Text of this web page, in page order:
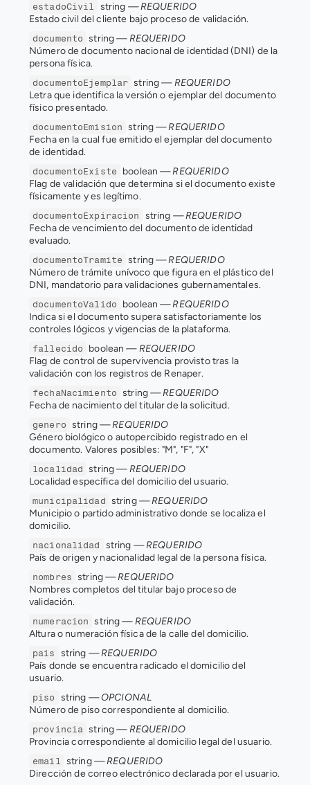
estadoCivil string — REQUERIDO
Estado civil del cliente bajo proceso de validación.
documento string — REQUERIDO
Número de documento nacional de identidad (DNI) de la
persona física.
documentoEjemplar string — REQUERIDO
Letra que identifica la versión o ejemplar del documento
físico presentado.
documentoEmision string — REQUERIDO
Fecha en la cual fue emitido el ejemplar del documento
de identidad.
documentoExiste boolean — REQUERIDO
Flag de validación que determina si el documento existe
físicamente y es legítimo.
documentoExpiracion string — REQUERIDO
Fecha de vencimiento del documento de identidad
evaluado.
documentoTramite string — REQUERIDO
Número de trámite unívoco que figura en el plástico del
DNI, mandatorio para validaciones gubernamentales.
documentoValido boolean — REQUERIDO
Indica si el documento supera satisfactoriamente los
controles lógicos y vigencias de la plataforma.
fallecido boolean — REQUERIDO
Flag de control de supervivencia provisto tras la
validación con los registros de Renaper.
fechaNacimiento string — REQUERIDO
Fecha de nacimiento del titular de la solicitud.
genero string — REQUERIDO
Género biológico o autopercibido registrado en el
documento. Valores posibles: "M", "F", "X"
localidad string — REQUERIDO
Localidad específica del domicilio del usuario.
municipalidad string — REQUERIDO
Municipio o partido administrativo donde se localiza el
domicilio.
nacionalidad string — REQUERIDO
País de origen y nacionalidad legal de la persona física.
nombres string — REQUERIDO
Nombres completos del titular bajo proceso de
validación.
numeracion string — REQUERIDO
Altura o numeración física de la calle del domicilio.
pais string — REQUERIDO
País donde se encuentra radicado el domicilio del
usuario.
piso string — OPCIONAL
Número de piso correspondiente al domicilio.
provincia string — REQUERIDO
Provincia correspondiente al domicilio legal del usuario.
email string — REQUERIDO
Dirección de correo electrónico declarada por el usuario.